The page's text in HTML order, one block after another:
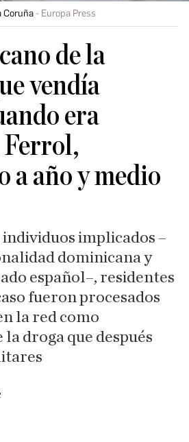
Coruña Europa Press
de la
vendía
era
a año y medio
implicados –
dominicana y
español–, residentes
fueron procesados
la red como
droga que después